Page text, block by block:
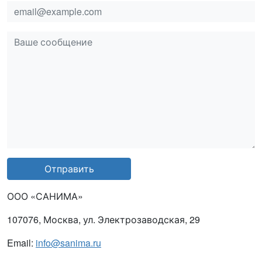
email
msg
Отправить
ООО «САНИМА»
107076, Москва, ул. Электрозаводская, 29
Email: info@sanima.ru